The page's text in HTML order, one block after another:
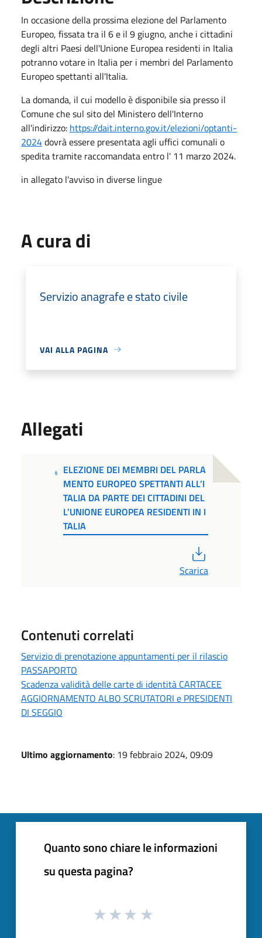
In occasione della prossima elezione del Parlamento
Europeo, fissata tra il 6 e il 9 giugno, anche i cittadini
degli altri Paesi dell'Unione Europea residenti in Italia
potranno votare in Italia per i membri del Parlamento
Europeo spettanti all'Italia.
La domanda, il cui modello è disponibile sia presso il
Comune che sul sito del Ministero dell'Interno
all'indirizzo: https://dait.interno.gov.it/elezioni/optanti-
2024dovrà essere presentata agli uffici comunali o
spedita tramite raccomandata entro l' 11 marzo 2024.
in allegato l'avviso in diverse lingue
A cura di
Servizio anagrafe e stato civile
VAI ALLA PAGINA
Allegati
ELEZIONE DEI MEMBRI DEL PARLA
MENTO EUROPEO SPETTANTI ALL’I
TALIA DA PARTE DEI CITTADINI DEL
L’UNIONE EUROPEA RESIDENTI IN I
TALIA
Scarica
Contenuti correlati
Servizio di prenotazione appuntamenti per il rilascio
PASSAPORTO
Scadenza validità delle carte di identità CARTACEE
AGGIORNAMENTO ALBO SCRUTATORI e PRESIDENTI
DI SEGGIO
Ultimo aggiornamento: 19 febbraio 2024, 09:09
Quanto sono chiare le informazioni
su questa pagina?